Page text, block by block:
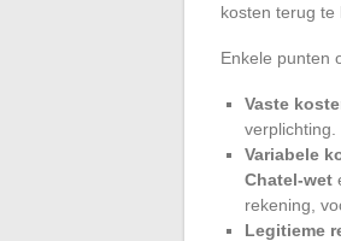
kosten terug te
Enkele punten
Vaste
verplichting.
Variabele
Chatel-wet
rekening,
Legitieme